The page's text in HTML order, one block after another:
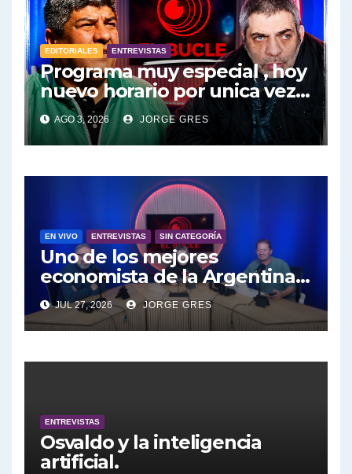
EDITORIALES ENTREVISTAS
Programa muy especial , hoy
nuevo horario por unica vez .
Pablo Moyano en vivo sobran
las palabras, te esperamos
en el Bucle 10:30 3/8/2026
AGO 3, 2026 JORGE GRES
EN VIVO ENTREVISTAS SIN CATEGORÍA
Uno de los mejores
economista de la Argentina
engalana a el Bucle; Gustavo
Marangoni en vivo hoy
27/7/2026 a las 16:30, no te lo
JUL 27, 2026 JORGE GRES
ENTREVISTAS
Osvaldo y la inteligencia
artificial.